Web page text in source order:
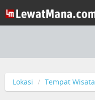
Lokasi Tempat Wisata